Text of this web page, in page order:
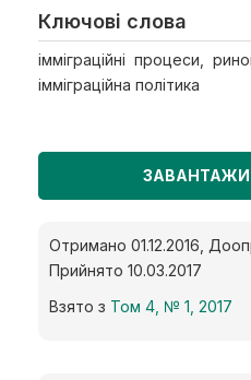
Ключові слова
імміграційні процеси,
імміграційна політика
Отримано 01.12.2016,
Прийнято 10.03.2017
Взято з Том 4, № 1, 2017